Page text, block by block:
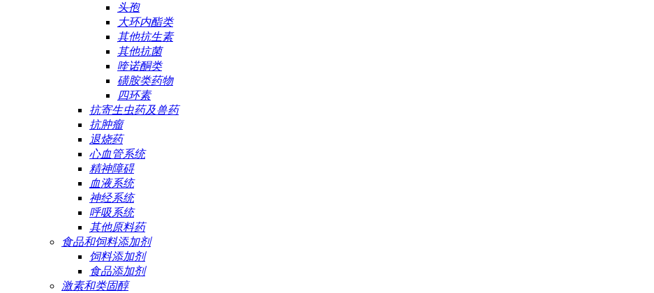
头孢
大环内酯类
其他抗生素
其他抗菌
喹诺酮类
磺胺类药物
四环素
抗寄生虫药及兽药
抗肿瘤
退烧药
心血管系统
精神障碍
血液系统
神经系统
呼吸系统
其他原料药
食品和饲料添加剂
饲料添加剂
食品添加剂
激素和类固醇